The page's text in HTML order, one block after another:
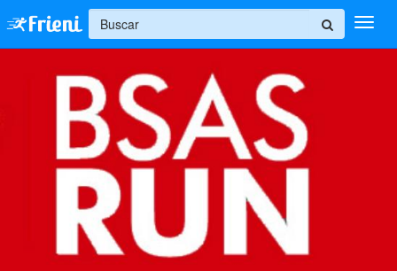
Ingresar
Ayuda
+